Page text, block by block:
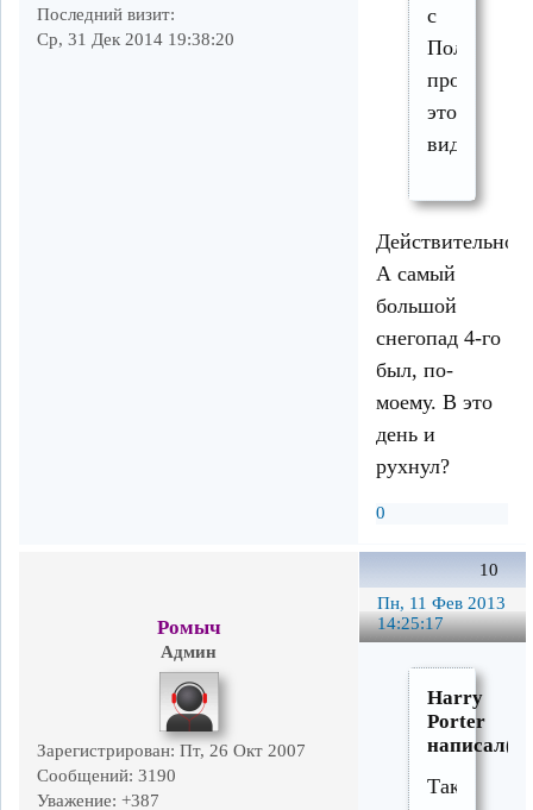
Последний визит:
Ср, 31 Дек 2014 19:38:20
с
Полевого
проезда
это
видно!
Действительно!
А самый
большой
снегопад 4-го
был, по-
моему. В это
день и
рухнул?
0
10
Пн, 11 Фев 2013
14:25:17
Ромыч
Админ
Зарегистрирован: Пт, 26 Окт 2007
Сообщений: 3190
Уважение: +387
Harry
Porter
Так